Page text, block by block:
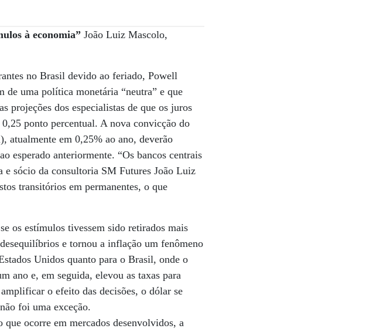
à economia” João Luiz Mascolo,
no Brasil devido ao feriado, Powell
de uma política monetária “neutra” e que
projeções dos especialistas de que os juros
ponto percentual. A nova convicção do
atualmente em 0,25% ao ano, deverão
esperado anteriormente. “Os bancos centrais
e sócio da consultoria SM Futures João Luiz
transitórios em permanentes, o que
os estímulos tivessem sido retirados mais
e tornou a inflação um fenômeno
Unidos quanto para o Brasil, onde o
ano e, em seguida, elevou as taxas para
o efeito das decisões, o dólar se
foi uma exceção.
ocorre em mercados desenvolvidos, a